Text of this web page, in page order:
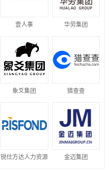
壹人事 华劳集团
象爻集团 猎查查
锐仕方达人力资源 金迈集团